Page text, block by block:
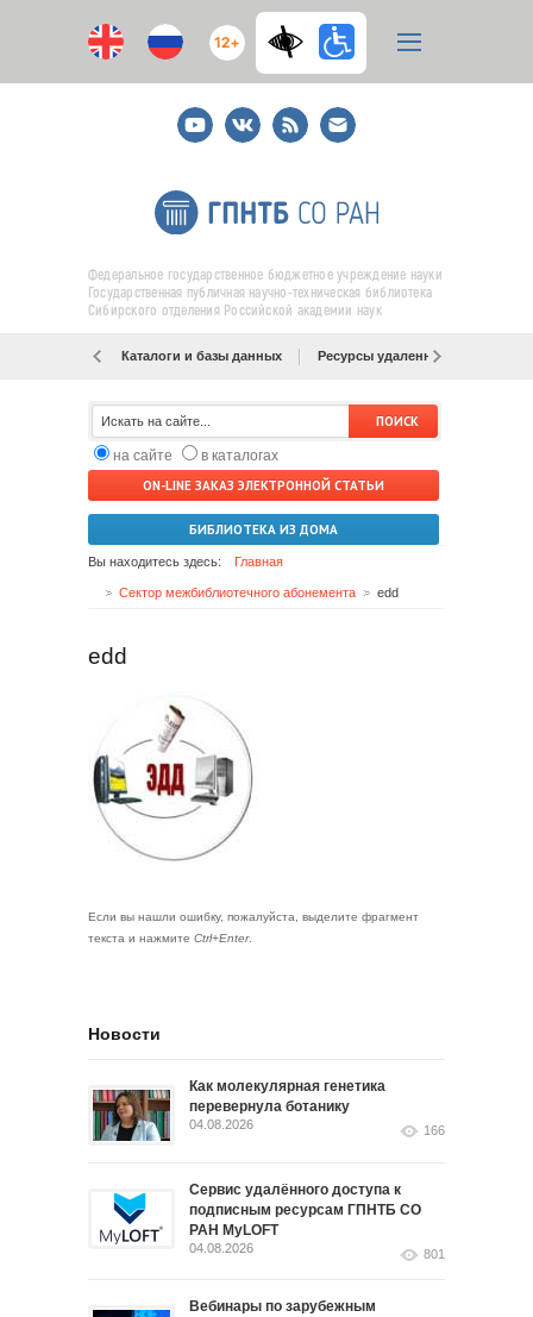
12+
YoutubeВКонтакте
RSS
E-
mail
подписка
Федеральное государственное бюджетное учреждение науки
Государственная публичная научно-техническая библиотека
Сибирского отделения Российской академии наук
Каталоги и базы данных Ресурсы удаленного доступа
на сайте
в каталогах
ON-LINE ЗАКАЗ ЭЛЕКТРОННОЙ СТАТЬИ
БИБЛИОТЕКА ИЗ ДОМА
Вы находитесь здесь: Главная
Сектор межбиблиотечного абонемента edd
edd
Если вы нашли ошибку, пожалуйста, выделите фрагмент
текста и нажмите Ctrl+Enter.
Новости
Как молекулярная генетика
перевернула ботанику
04.08.2026 166
Сервис удалённого доступа к
подписным ресурсам ГПНТБ СО
РАН MyLOFT
04.08.2026 801
Вебинары по зарубежным